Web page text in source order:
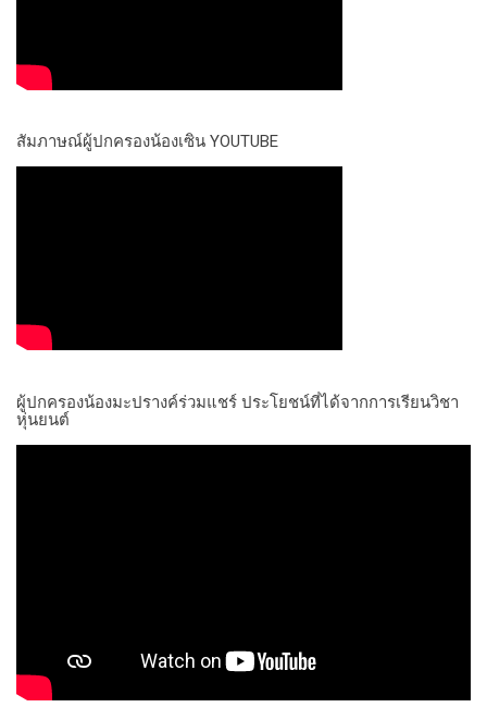
สัมภาษณ์ผู้ปกครองน้องเซิน YOUTUBE
ผู้ปกครองน้องมะปรางค์ร่วมแชร์ ประโยชน์ที่ได้จากการเรียนวิชา
หุ่นยนต์